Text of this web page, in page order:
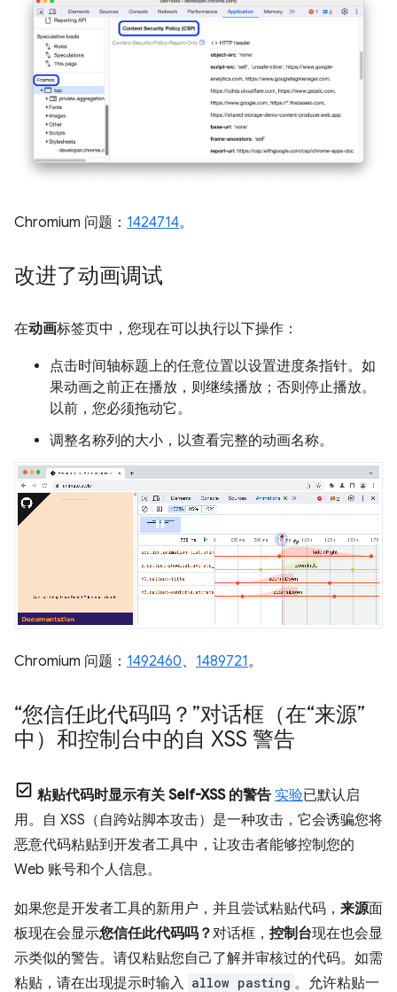
Chromium 问题： 1424714。
改进了动画调试
在动画标签页中，您现在可以执行以下操作：
点击时间轴标题上的任意位置以设置进度条指针。如
果动画之前正在播放，则继续播放；否则停止播放。
以前，您必须拖动它。
调整名称列的大小，以查看完整的动画名称。
Chromium 问题： 1492460、 1489721。
“您信任此代码吗？”对话框（在“来源”
中）和控制台中的自 XSS 警告
粘贴代码时显示有关 Self-XSS 的警告 实验已默认启
用。自 XSS（自跨站脚本攻击）是一种攻击，它会诱骗您将
恶意代码粘贴到开发者工具中，让攻击者能够控制您的
Web 账号和个人信息。
如果您是开发者工具的新用户，并且尝试粘贴代码， 来源面
板现在会显示您信任此代码吗？对话框， 控制台现在也会显
示类似的警告。请仅粘贴您自己了解并审核过的代码。如需
粘贴，请在出现提示时输入 allow pasting 。允许粘贴一